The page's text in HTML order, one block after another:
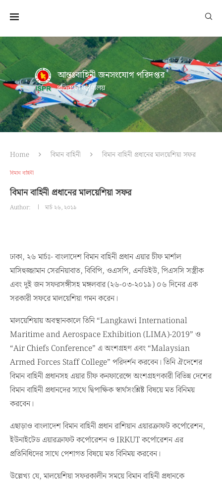
আন্তঃবাহিনী জনসংযোগ পরিদপ্তর
প্রতিরক্ষা মন্ত্রণালয়
Home বিমান বাহিনী বিমান বাহিনী প্রধানের মালয়েশিয়া সফর
বিমান বাহিনী
বিমান বাহিনী প্রধানের মালয়েশিয়া সফর
Author: মার্চ ২৬, ২০১৯
ঢাকা, ২৬ মার্চঃ- বাংলাদেশ বিমান বাহিনী প্রধান এয়ার চীফ মার্শাল
মাসিহুজ্জামান সেরনিয়াবাত, বিবিপি, ওএসপি, এনডিইউ, পিএসসি সস্ত্রীক
এবং দুই জন সফরসঙ্গীসহ মঙ্গলবার (২৬-০৩-২০১৯) ০৬ দিনের এক
সরকারী সফরে মালয়েশিয়া গমন করেন।
মালয়েশিয়ায় অবস্থানকালে তিনি “Langkawi International
Maritime and Aerospace Exhibition (LIMA)-2019” ও
“Air Chiefs Conference” এ অংশগ্রহণ এবং “Malaysian
Armed Forces Staff College” পরিদর্শন করবেন। তিনি ঐদেশের
বিমান বাহিনী প্রধানসহ এয়ার চীফ কনফারেন্সে অংশগ্রহণকারী বিভিন্ন দেশের
বিমান বাহিনী প্রধানদের সাথে দ্বিপাক্ষিক স্বার্থসংশ্লিষ্ট বিষয়ে মত বিনিময়
করবেন।
এছাড়াও বাংলাদেশ বিমান বাহিনী প্রধান রাশিয়ান এয়ারক্রাফট কর্পোরেশন,
ইউনাইটেড এয়ারক্রাফট কর্পোরেশন ও IRKUT কর্পোরেশন এর
প্রতিনিধিদের সাথে পেশাগত বিষয়ে মত বিনিময় করবেন।
উল্লেখ্য যে, মালয়েশিয়া সফরকালীন সময়ে বিমান বাহিনী প্রধানকে